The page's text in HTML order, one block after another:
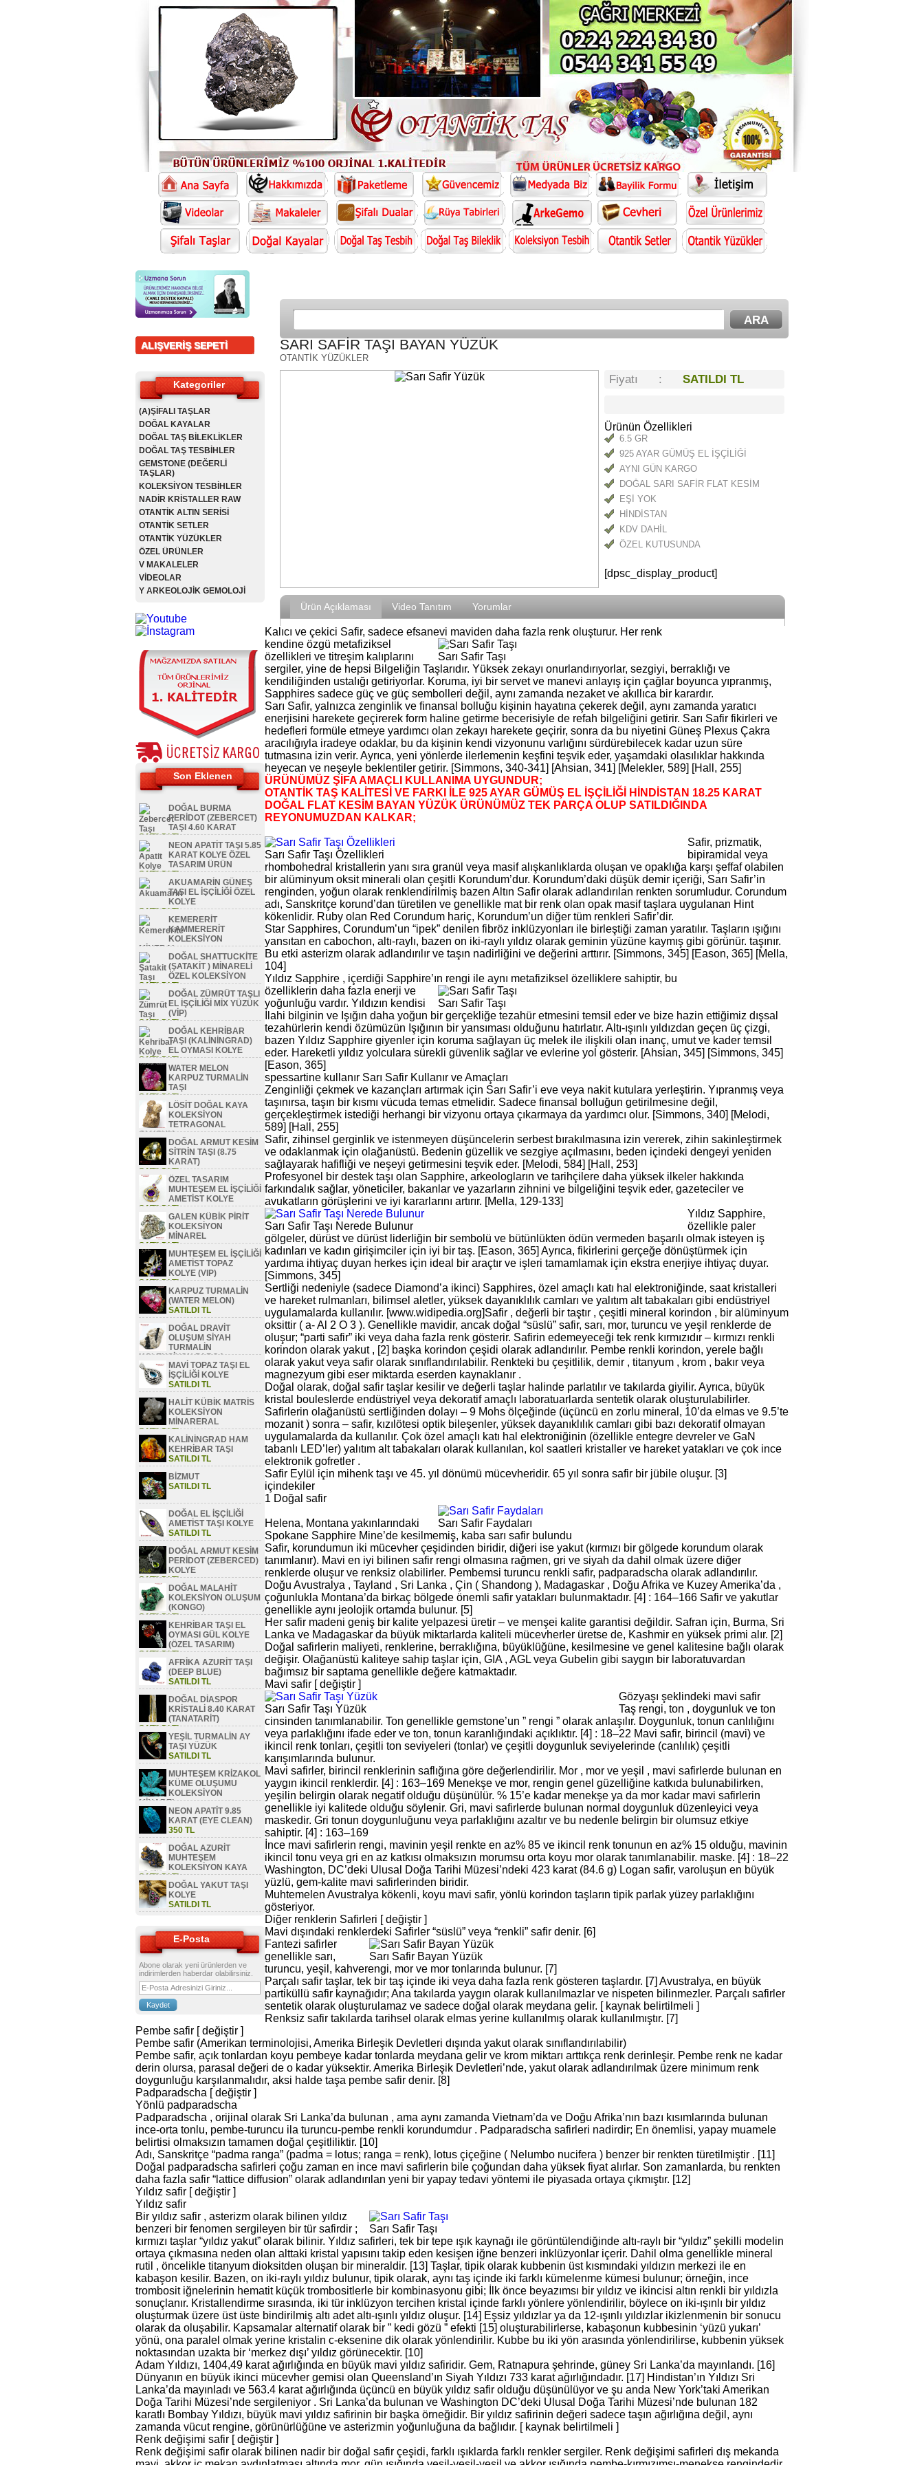
ALIŞVERİŞ SEPETİ
Kategoriler
(A)ŞİFALI TAŞLAR
DOĞAL KAYALAR
DOĞAL TAŞ BİLEKLİKLER
DOĞAL TAŞ TESBİHLER
GEMSTONE (DEĞERLİ
TAŞLAR)
KOLEKSİYON TESBİHLER
NADİR KRİSTALLER RAW
OTANTİK ALTIN SERİSİ
OTANTİK SETLER
OTANTİK YÜZÜKLER
ÖZEL ÜRÜNLER
V MAKALELER
VİDEOLAR
Y ARKEOLOJİK GEMOLOJİ
Son Eklenen
DOĞAL BURMA
PERİDOT (ZEBERCET)
TAŞI 4.60 KARAT
SATILDI TL
NEON APATİT TAŞI 5.85
KARAT KOLYE ÖZEL
TASARIM ÜRÜN
SATILDI TL
AKUAMARİN GÜNEŞ
TAŞI EL İŞÇİLİĞİ ÖZEL
KOLYE
SATILDI TL
KEMERERİT
KAMMERERİT
KOLEKSİYON
MİNERAL
SATILDI TLDOĞAL SHATTUCKİTE
(ŞATAKİT ) MİNARELİ
ÖZEL KOLEKSİYON
SATILDI TL
DOĞAL ZÜMRÜT TAŞLI
EL İŞÇİLİĞİ MİX YÜZÜK
(VİP)
SATILDI TL
DOĞAL KEHRİBAR
TAŞI (KALİNİNGRAD)
EL OYMASI KOLYE
SATILDI TL
WATER MELON
KARPUZ TURMALİN
TAŞI
SATILDI TL
LÖSİT DOĞAL KAYA
KOLEKSİYON
TETRAGONAL
OLUŞUM
SATILDI TLDOĞAL ARMUT KESİM
SİTRİN TAŞI (8.75
KARAT)
SATILDI TL
ÖZEL TASARIM
MUHTEŞEM EL İŞÇİLİĞİ
AMETİST KOLYE
SATILDI TL
GALEN KÜBİK PİRİT
KOLEKSİYON
MİNAREL
SATILDI TL
MUHTEŞEM EL İŞÇİLİĞİ
AMETİST TOPAZ
KOLYE (VIP)
SATILDI TL
KARPUZ TURMALİN
(WATER MELON)
SATILDI TL
DOĞAL DRAVİT
OLUŞUM SİYAH
TURMALİN
KOLEKSİYON PARÇA
SATILDI TLMAVİ TOPAZ TAŞI EL
İŞÇİLİĞİ KOLYE
SATILDI TL
HALİT KÜBİK MATRİS
KOLEKSİYON
MİNARERAL
SATILDI TL
KALİNİNGRAD HAM
KEHRİBAR TAŞI
SATILDI TL
BİZMUT
SATILDI TL
DOĞAL EL İŞÇİLİĞİ
AMETİST TAŞI KOLYE
SATILDI TL
DOĞAL ARMUT KESİM
PERİDOT (ZEBERCED)
KOLYE
SATILDI TL
DOĞAL MALAHİT
KOLEKSİYON OLUŞUM
(KONGO)
SATILDI TL
KEHRİBAR TAŞI EL
OYMASI GÜL KOLYE
(ÖZEL TASARIM)
SATILDI TL
AFRİKA AZURİT TAŞI
(DEEP BLUE)
SATILDI TL
DOĞAL DİASPOR
KRİSTALİ 8.40 KARAT
(TANATARİT)
SATILDI TL
YEŞİL TURMALİN AY
TAŞI YÜZÜK
SATILDI TL
MUHTEŞEM KRİZAKOL
KÜME OLUŞUMU
KOLEKSİYON
MİNAREL
SATILDI TLNEON APATİT 9.85
KARAT (EYE CLEAN)
350 TL
DOĞAL AZURİT
MUHTEŞEM
KOLEKSİYON KAYA
SATILDI TL
DOĞAL YAKUT TAŞI
KOLYE
SATILDI TL
E-Posta
Abone olarak yeni ürünlerden ve
indirimlerden haberdar olabilirsiniz.
SARI SAFİR TAŞI BAYAN YÜZÜK
OTANTİK YÜZÜKLER
Fiyatı : SATILDI TL
Ürünün Özellikleri
6.5 GR
925 AYAR GÜMÜŞ EL İŞÇİLİĞİ
AYNI GÜN KARGO
DOĞAL SARI SAFİR FLAT KESİM
EŞİ YOK
HİNDİSTAN
KDV DAHİL
ÖZEL KUTUSUNDA
[dpsc_display_product]
Ürün Açıklaması Video Tanıtım Yorumlar
Kalıcı ve çekici Safir, sadece efsanevi maviden daha fazla renk oluşturur. Her renk
Sarı Safir Taşı
kendine özgü metafiziksel
özellikleri ve titreşim kalıplarını
sergiler, yine de hepsi Bilgeliğin Taşlarıdır. Yüksek zekayı onurlandırıyorlar, sezgiyi, berraklığı ve
kendiliğinden ustalığı getiriyorlar. Koruma, iyi bir servet ve manevi anlayış için çağlar boyunca yıpranmış,
Sapphires sadece güç ve güç sembolleri değil, aynı zamanda nezaket ve akıllıca bir karardır.
Sarı Safir, yalnızca zenginlik ve finansal bolluğu kişinin hayatına çekerek değil, aynı zamanda yaratıcı
enerjisini harekete geçirerek form haline getirme becerisiyle de refah bilgeliğini getirir. Sarı Safir fikirleri ve
hedefleri formüle etmeye yardımcı olan zekayı harekete geçirir, sonra da bu niyetini Güneş Plexus Çakra
aracılığıyla iradeye odaklar, bu da kişinin kendi vizyonunu varlığını sürdürebilecek kadar uzun süre
tutmasına izin verir. Ayrıca, yeni yönlerde ilerlemenin keşfini teşvik eder, yaşamdaki olasılıklar hakkında
heyecan ve neşeyle beklentiler getirir. [Simmons, 340-341] [Ahsian, 341] [Melekler, 589] [Hall, 255]
ÜRÜNÜMÜZ ŞİFA AMAÇLI KULLANIMA UYGUNDUR;
OTANTİK TAŞ KALİTESİ VE FARKI İLE 925 AYAR GÜMÜŞ EL İŞÇİLİĞİ HİNDİSTAN 18.25 KARAT
DOĞAL FLAT KESİM BAYAN YÜZÜK ÜRÜNÜMÜZ TEK PARÇA OLUP SATILDIĞINDA
REYONUMUZDAN KALKAR;
Sarı Safir Taşı Özellikleri
Safir, prizmatik,
bipiramidal veya
rhombohedral kristallerin yanı sıra granül veya masif alışkanlıklarda oluşan ve opaklığa karşı şeffaf olabilen
bir alüminyum oksit minerali olan çeşitli Korundum’dur. Korundum’daki düşük demir içeriği, Sarı Safir’in
renginden, yoğun olarak renklendirilmiş bazen Altın Safir olarak adlandırılan renkten sorumludur. Corundum
adı, Sanskritçe korund’dan türetilen ve genellikle mat bir renk olan opak masif taşlara uygulanan Hint
kökenlidir. Ruby olan Red Corundum hariç, Korundum’un diğer tüm renkleri Safir’dir.
Star Sapphires, Corundum’un “ipek” denilen fibröz inklüzyonları ile birleştiği zaman yaratılır. Taşların ışığını
yansıtan en cabochon, altı-raylı, bazen on iki-raylı yıldız olarak geminin yüzüne kaymış gibi görünür. taşınır.
Bu etki asterizm olarak adlandırılır ve taşın nadirliğini ve değerini arttırır. [Simmons, 345] [Eason, 365] [Mella,
104]
Yıldız Sapphire , içerdiği Sapphire’ın rengi ile aynı metafiziksel özelliklere sahiptir, bu
Sarı Safir Taşı
özelliklerin daha fazla enerji ve
yoğunluğu vardır. Yıldızın kendisi
İlahi bilginin ve Işığın daha yoğun bir gerçekliğe tezahür etmesini temsil eder ve bize hazin ettiğimiz dışsal
tezahürlerin kendi özümüzün Işığının bir yansıması olduğunu hatırlatır. Altı-ışınlı yıldızdan geçen üç çizgi,
bazen Yıldız Sapphire giyenler için koruma sağlayan üç melek ile ilişkili olan inanç, umut ve kader temsil
eder. Hareketli yıldız yolculara sürekli güvenlik sağlar ve evlerine yol gösterir. [Ahsian, 345] [Simmons, 345]
[Eason, 365]
spessartine kullanır Sarı Safir Kullanır ve Amaçları
Zenginliği çekmek ve kazançları artırmak için Sarı Safir’i eve veya nakit kutulara yerleştirin. Yıpranmış veya
taşınırsa, taşın bir kısmı vücuda temas etmelidir. Sadece finansal bolluğun getirilmesine değil,
gerçekleştirmek istediği herhangi bir vizyonu ortaya çıkarmaya da yardımcı olur. [Simmons, 340] [Melodi,
589] [Hall, 255]
Safir, zihinsel gerginlik ve istenmeyen düşüncelerin serbest bırakılmasına izin vererek, zihin sakinleştirmek
ve odaklanmak için olağanüstü. Bedenin güzellik ve sezgiye açılmasını, beden içindeki dengeyi yeniden
sağlayarak hafifliği ve neşeyi getirmesini teşvik eder. [Melodi, 584] [Hall, 253]
Profesyonel bir destek taşı olan Sapphire, arkeologların ve tarihçilere daha yüksek ilkeler hakkında
farkındalık sağlar, yöneticiler, bakanlar ve yazarların zihnini ve bilgeliğini teşvik eder, gazeteciler ve
avukatların görüşlerini ve iyi kararlarını artırır. [Mella, 129-133]
Sarı Safir Taşı Nerede Bulunur
Yıldız Sapphire,
özellikle paler
gölgeler, dürüst ve dürüst liderliğin bir sembolü ve bütünlükten ödün vermeden başarılı olmak isteyen iş
kadınları ve kadın girişimciler için iyi bir taş. [Eason, 365] Ayrıca, fikirlerini gerçeğe dönüştürmek için
yardıma ihtiyaç duyan herkes için ideal bir araçtır ve işleri tamamlamak için ekstra enerjiye ihtiyaç duyar.
[Simmons, 345]
Sertliği nedeniyle (sadece Diamond’a ikinci) Sapphires, özel amaçlı katı hal elektroniğinde, saat kristalleri
ve hareket rulmanları, bilimsel aletler, yüksek dayanıklılık camları ve yalıtım alt tabakaları gibi endüstriyel
uygulamalarda kullanılır. [www.widipedia.org]Safir , değerli bir taştır , çeşitli mineral korindon , bir alüminyum
oksittir ( a- Al 2 O 3 ). Genellikle mavidir, ancak doğal “süslü” safir, sarı, mor, turuncu ve yeşil renklerde de
oluşur; “parti safir” iki veya daha fazla renk gösterir. Safirin edemeyeceği tek renk kırmızıdır – kırmızı renkli
korindon olarak yakut , [2] başka korindon çeşidi olarak adlandırılır. Pembe renkli korindon, yerele bağlı
olarak yakut veya safir olarak sınıflandırılabilir. Renkteki bu çeşitlilik, demir , titanyum , krom , bakır veya
magnezyum gibi eser miktarda eserden kaynaklanır .
Doğal olarak, doğal safir taşlar kesilir ve değerli taşlar halinde parlatılır ve takılarda giyilir. Ayrıca, büyük
kristal bouleslerde endüstriyel veya dekoratif amaçlı laboratuarlarda sentetik olarak oluşturulabilirler.
Safirlerin olağanüstü sertliğinden dolayı – 9 Mohs ölçeğinde (üçüncü en zorlu mineral, 10’da elmas ve 9.5’te
mozanit ) sonra – safir, kızılötesi optik bileşenler, yüksek dayanıklılık camları gibi bazı dekoratif olmayan
uygulamalarda da kullanılır. Çok özel amaçlı katı hal elektroniğinin (özellikle entegre devreler ve GaN
tabanlı LED’ler) yalıtım alt tabakaları olarak kullanılan, kol saatleri kristaller ve hareket yatakları ve çok ince
elektronik gofretler .
Safir Eylül için mihenk taşı ve 45. yıl dönümü mücevheridir. 65 yıl sonra safir bir jübile oluşur. [3]
içindekiler
1 Doğal safir
Sarı Safir Faydaları
Helena, Montana yakınlarındaki
Spokane Sapphire Mine’de kesilmemiş, kaba sarı safir bulundu
Safir, korundumun iki mücevher çeşidinden biridir, diğeri ise yakut (kırmızı bir gölgede korundum olarak
tanımlanır). Mavi en iyi bilinen safir rengi olmasına rağmen, gri ve siyah da dahil olmak üzere diğer
renklerde oluşur ve renksiz olabilirler. Pembemsi turuncu renkli safir, padparadscha olarak adlandırılır.
Doğu Avustralya , Tayland , Sri Lanka , Çin ( Shandong ), Madagaskar , Doğu Afrika ve Kuzey Amerika’da ,
çoğunlukla Montana’da birkaç bölgede önemli safir yatakları bulunmaktadır. [4] : 164–166 Safir ve yakutlar
genellikle aynı jeolojik ortamda bulunur. [5]
Her safir madeni geniş bir kalite yelpazesi üretir – ve menşei kalite garantisi değildir. Safran için, Burma, Sri
Lanka ve Madagaskar da büyük miktarlarda kaliteli mücevherler üretse de, Kashmir en yüksek primi alır. [2]
Doğal safirlerin maliyeti, renklerine, berraklığına, büyüklüğüne, kesilmesine ve genel kalitesine bağlı olarak
değişir. Olağanüstü kaliteye sahip taşlar için, GIA , AGL veya Gubelin gibi saygın bir laboratuvardan
bağımsız bir saptama genellikle değere katmaktadır.
Mavi safir [ değiştir ]
Sarı Safir Taşı Yüzük
Gözyaşı şeklindeki mavi safir
Taş rengi, ton , doygunluk ve ton
cinsinden tanımlanabilir. Ton genellikle gemstone’un ” rengi ” olarak anlaşılır. Doygunluk, tonun canlılığını
veya parlaklığını ifade eder ve ton, tonun karanlığındaki açıklıktır. [4] : 18–22 Mavi safir, birincil (mavi) ve
ikincil renk tonları, çeşitli ton seviyeleri (tonlar) ve çeşitli doygunluk seviyelerinde (canlılık) çeşitli
karışımlarında bulunur.
Mavi safirler, birincil renklerinin saflığına göre değerlendirilir. Mor , mor ve yeşil , mavi safirlerde bulunan en
yaygın ikincil renklerdir. [4] : 163–169 Menekşe ve mor, rengin genel güzelliğine katkıda bulunabilirken,
yeşilin belirgin olarak negatif olduğu düşünülür. % 15’e kadar menekşe ya da mor kadar mavi safirlerin
genellikle iyi kalitede olduğu söylenir. Gri, mavi safirlerde bulunan normal doygunluk düzenleyici veya
maskedir. Gri tonun doygunluğunu veya parlaklığını azaltır ve bu nedenle belirgin bir olumsuz etkiye
sahiptir. [4] : 163–169
İnce mavi safirlerin rengi, mavinin yeşil renkte en az% 85 ve ikincil renk tonunun en az% 15 olduğu, mavinin
ikincil tonu veya gri en az katkısı olmaksızın morumsu orta koyu mor olarak tanımlanabilir. maske. [4] : 18–22
Washington, DC’deki Ulusal Doğa Tarihi Müzesi’ndeki 423 karat (84.6 g) Logan safir, varoluşun en büyük
yüzlü, gem-kalite mavi safirlerinden biridir.
Muhtemelen Avustralya kökenli, koyu mavi safir, yönlü korindon taşların tipik parlak yüzey parlaklığını
gösteriyor.
Diğer renklerin Safirleri [ değiştir ]
Mavi dışındaki renklerdeki Safirler “süslü” veya “renkli” safir denir. [6]
Sarı Safir Bayan Yüzük
Fantezi safirler
genellikle sarı,
turuncu, yeşil, kahverengi, mor ve mor tonlarında bulunur. [7]
Parçalı safir taşlar, tek bir taş içinde iki veya daha fazla renk gösteren taşlardır. [7] Avustralya, en büyük
partiküllü safir kaynağıdır; Ana takılarda yaygın olarak kullanılmazlar ve nispeten bilinmezler. Parçalı safirler
sentetik olarak oluşturulamaz ve sadece doğal olarak meydana gelir. [ kaynak belirtilmeli ]
Renksiz safir takılarda tarihsel olarak elmas yerine kullanılmış olarak kullanılmıştır. [7]
Pembe safir [ değiştir ]
Pembe safir (Amerikan terminolojisi, Amerika Birleşik Devletleri dışında yakut olarak sınıflandırılabilir)
Pembe safir, açık tonlardan koyu pembeye kadar tonlarda meydana gelir ve krom miktarı arttıkça renk derinleşir. Pembe renk ne kadar
derin olursa, parasal değeri de o kadar yüksektir. Amerika Birleşik Devletleri’nde, yakut olarak adlandırılmak üzere minimum renk
doygunluğu karşılanmalıdır, aksi halde taşa pembe safir denir. [8]
Padparadscha [ değiştir ]
Yönlü padparadscha
Padparadscha , orijinal olarak Sri Lanka’da bulunan , ama aynı zamanda Vietnam’da ve Doğu Afrika’nın bazı kısımlarında bulunan
ince-orta tonlu, pembe-turuncu ila turuncu-pembe renkli korundumdur . Padparadscha safirleri nadirdir; En önemlisi, yapay muamele
belirtisi olmaksızın tamamen doğal çeşitliliktir. [10]
Adı, Sanskritçe “padma ranga” (padma = lotus; ranga = renk), lotus çiçeğine ( Nelumbo nucifera ) benzer bir renkten türetilmiştir . [11]
Doğal padparadscha safirleri çoğu zaman en ince mavi safirlerin bile çoğundan daha yüksek fiyat alırlar. Son zamanlarda, bu renkten
daha fazla safir “lattice diffusion” olarak adlandırılan yeni bir yapay tedavi yöntemi ile piyasada ortaya çıkmıştır. [12]
Yıldız safir [ değiştir ]
Yıldız safir
Sarı Safir Taşı
Bir yıldız safir , asterizm olarak bilinen yıldız
benzeri bir fenomen sergileyen bir tür safirdir ;
kırmızı taşlar “yıldız yakut” olarak bilinir. Yıldız safirleri, tek bir tepe ışık kaynağı ile görüntülendiğinde altı-raylı bir “yıldız” şekilli modelin
ortaya çıkmasına neden olan alttaki kristal yapısını takip eden kesişen iğne benzeri inklüzyonlar içerir. Dahil olma genellikle mineral
rutil , öncelikle titanyum dioksitden oluşan bir mineraldir. [13] Taşlar, tipik olarak kubbenin üst kısmındaki yıldızın merkezi ile en
kabaşon kesilir. Bazen, on iki-raylı yıldız bulunur, tipik olarak, aynı taş içinde iki farklı kümelenme kümesi bulunur; örneğin, ince
trombosit iğnelerinin hematit küçük trombositlerle bir kombinasyonu gibi; İlk önce beyazımsı bir yıldız ve ikincisi altın renkli bir yıldızla
sonuçlanır. Kristallendirme sırasında, iki tür inklüzyon tercihen kristal içinde farklı yönlere yönlendirilir, böylece on iki-ışınlı bir yıldız
oluşturmak üzere üst üste bindirilmiş altı adet altı-ışınlı yıldız oluşur. [14] Eşsiz yıldızlar ya da 12-ışınlı yıldızlar ikizlenmenin bir sonucu
olarak da oluşabilir. Kapsamalar alternatif olarak bir ” kedi gözü ” efekti [15] oluşturabilirlerse, kabaşonun kubbesinin ‘yüzü yukarı’
yönü, ona paralel olmak yerine kristalin c-eksenine dik olarak yönlendirilir. Kubbe bu iki yön arasında yönlendirilirse, kubbenin yüksek
noktasından uzakta bir ‘merkez dışı’ yıldız görünecektir. [10]
Adam Yıldızı, 1404,49 karat ağırlığında en büyük mavi yıldız safiridir. Gem, Ratnapura şehrinde, güney Sri Lanka’da mayınlandı. [16]
Dünyanın en büyük ikinci mücevher gemisi olan Queensland’ın Siyah Yıldızı 733 karat ağırlığındadır. [17] Hindistan’ın Yıldızı Sri
Lanka’da mayınladı ve 563.4 karat ağırlığında üçüncü en büyük yıldız safir olduğu düşünülüyor ve şu anda New York’taki Amerikan
Doğa Tarihi Müzesi’nde sergileniyor . Sri Lanka’da bulunan ve Washington DC’deki Ulusal Doğa Tarihi Müzesi’nde bulunan 182
karatlı Bombay Yıldızı, büyük mavi yıldız safirinin bir başka örneğidir. Bir yıldız safirinin değeri sadece taşın ağırlığına değil, aynı
zamanda vücut rengine, görünürlüğüne ve asterizmin yoğunluğuna da bağlıdır. [ kaynak belirtilmeli ]
Renk değişimi safir [ değiştir ]
Renk değişimi safir olarak bilinen nadir bir doğal safir çeşidi, farklı ışıklarda farklı renkler sergiler. Renk değişimi safirleri dış mekanda